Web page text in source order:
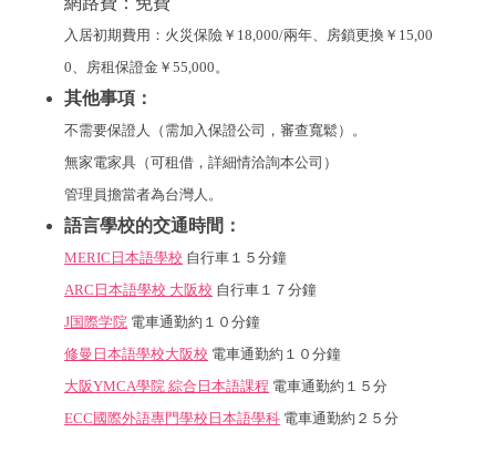
入居初期費用：火災保險￥18,000/兩年、房鎖更換￥15,00
0、房租保證金 ￥55,000。
其他事項：
不需要保證人（需加入保證公司，審查寬鬆）。
無家電家具（可租借，詳細情洽詢本公司）
管理員擔當者為台灣人。
語言學校的交通時間：
MERIC日本語學校 自行車１５分鐘
ARC日本語學校 大阪校 自行車１７分鐘
J国際学院 電車通勤約１０分鐘
修曼日本語學校大阪校 電車通勤約１０分鐘
大阪YMCA學院 綜合日本語課程 電車通勤約１５分
ECC國際外語專門學校日本語學科 電車通勤約２５分